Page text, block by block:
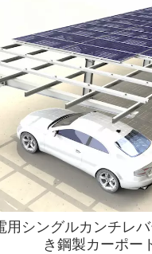
用シングルカンチレ
き鋼製カーポー